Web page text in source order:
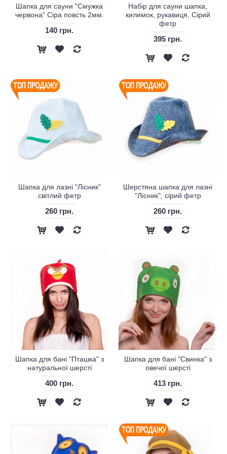
Шапка для сауни "Смужка
червона" Сіра повсть 2мм.
140 грн.
Набір для сауни шапка,
килимок, рукавиця, Сірий
фетр
395 грн.
Шапка для лазні "Лісник"
світлий фетр
260 грн.
Шерстяна шапка для лазні
"Лісник", сірий фетр
260 грн.
Шапка для бані "Пташка" з
натуральної шерсті
400 грн.
Шапка для бані "Свинка" з
овечої шерсті
413 грн.